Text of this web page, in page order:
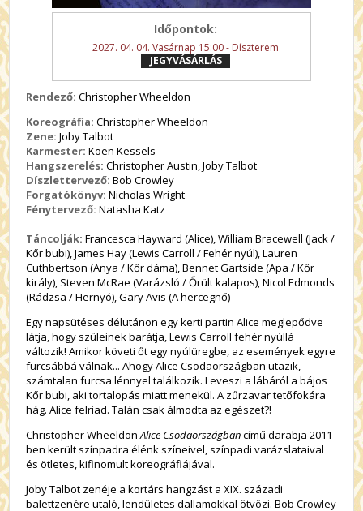
Időpontok:
2027. 04. 04. Vasárnap 15:00 - Díszterem
JEGYVÁSÁRLÁS
Rendező: Christopher Wheeldon
Koreográfia: Christopher Wheeldon
Zene: Joby Talbot
Karmester: Koen Kessels
Hangszerelés: Christopher Austin, Joby Talbot
Díszlettervező: Bob Crowley
Forgatókönyv: Nicholas Wright
Fénytervező: Natasha Katz
Táncolják: Francesca Hayward (Alice), William Bracewell (Jack /
Kőr bubi), James Hay (Lewis Carroll / Fehér nyúl), Lauren
Cuthbertson (Anya / Kőr dáma), Bennet Gartside (Apa / Kőr
király), Steven McRae (Varázsló / Őrült kalapos), Nicol Edmonds
(Rádzsa / Hernyó), Gary Avis (A hercegnő)
Egy napsütéses délutánon egy kerti partin Alice meglepődve
látja, hogy szüleinek barátja, Lewis Carroll fehér nyúllá
változik! Amikor követi őt egy nyúlüregbe, az események egyre
furcsábbá válnak... Ahogy Alice Csodaországban utazik,
számtalan furcsa lénnyel találkozik. Leveszi a lábáról a bájos
Kőr bubi, aki tortalopás miatt menekül. A zűrzavar tetőfokára
hág. Alice felriad. Talán csak álmodta az egészet?!
Christopher WheeldonAlice Csodaországbancímű darabja 2011-
ben került színpadra élénk színeivel, színpadi varázslataival
és ötletes, kifinomult koreográfiájával.
Joby Talbot zenéje a kortárs hangzást a XIX. századi
balettzenére utaló, lendületes dallamokkal ötvözi. Bob Crowley